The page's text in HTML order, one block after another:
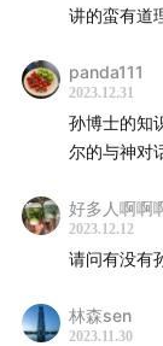
点
01:27:49:玄学中
01:35:46:中医和
01:47:46如何科
文字稿
讲的蛮有道
panda111
2023.12.31
孙博士的知
尔的与神对
好多人啊啊
2023.12.12
请问有没有
林森sen
2023.11.30